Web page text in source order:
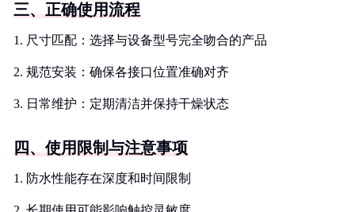
三、正确使用流程
1. 尺寸匹配：选择与设备型号完全吻合的产品
2. 规范安装：确保各接口位置准确对齐
3. 日常维护：定期清洁并保持干燥状态
四、使用限制与注意事项
1. 防水性能存在深度和时间限制